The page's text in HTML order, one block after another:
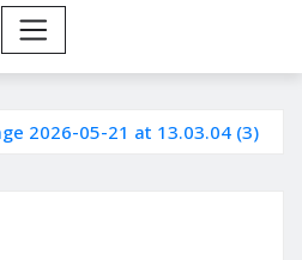
2026-05-21 at 13.03.04 (3)